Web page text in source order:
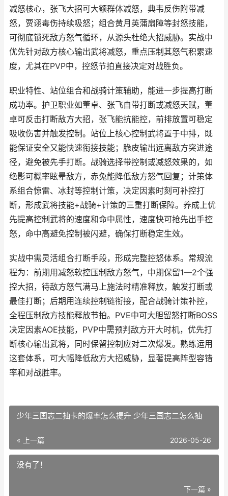
减怒核心，张飞大招可大额群体减怒，典韦反伤附带减
怒，贾诩毒伤持续吸怒；组合黄月英蒲扇障等封怒技能，
可彻底锁死敌方怒气循环，从源头杜绝大招威胁。实战中
优先针对敌方核心输出武将减怒，重点压制其怒气积累速
度，尤其在PVP中，控怒节拍直接决定对战胜负。
职业特性、站位组合和战骑计策辅助，能进一步提高打断
成功率。护卫职业如董卓、张飞自带打断或减怒天赋，董
卓可反击打断敌方大招，张飞能抗能控，前排放置可稳定
吸收伤害并触发控制。站位上核心控制武将置于中排，既
能保证安全又能快速衔接技能；脆皮输出远离敌方突进途
径，避免被先手打断。战骑选择带控制或减怒效果的，如
绝影可概率眩晕敌方，赤兔能降低敌方怒气回复；计策体
系组合惊雷、冰封等控制计策，决定因素时刻可补控打
断，形成武将技能+战骑+计策的三重打断保障。养成上优
先提高控制武将的速度和命中属性，速度快可抢先出手控
怒，命中高避免控制被闪避，确保打断稳定生效。
实战中需灵活组合打断手段，形成完整控怒体系。常规流
程为：前期用减怒软控压制敌方怒气，中期保留1—2个强
控大招，待敌方怒气满马上施法时精准释放，触发打断或
最佳打断；后期用连续控制链衔接，配合战骑计策补控，
全程压制敌方技能释放节拍。PVE中可大胆留怒打断BOSS
决定因素AOE技能，PVP中需预判敌方开大时机，优先打
断核心输出武将，同时保留控制应对二次爆发。熟练运用
这套体系，可大幅降低敌方大招威胁，显著提高阵型容错
率和对战胜率。
少年三国志二抽卡的爆率怎么提升 少年三国志二怎么抽
« 上一篇 2026-05-26
没有了！
下一篇 »